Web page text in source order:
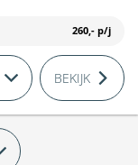
260,- p/j
BEKIJK